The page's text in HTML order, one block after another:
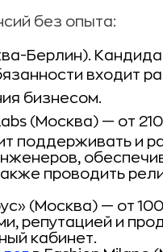
без опыта:
Берлин).
входит р
бизнесом.
(Москва) — от
поддерживать и
проводить
(Москва) — от
репутацией и
кабинет.